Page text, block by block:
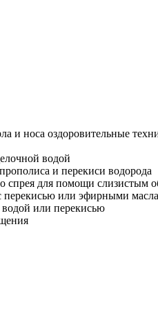
и носа оздоровительные
водой
и перекиси водорода
спрея для помощи слизистым
перекисью или эфирными
или перекисью